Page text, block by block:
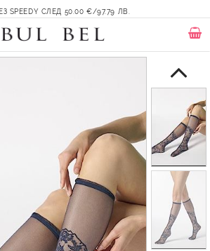
SPEEDY СЛЕД 50.00 €/97.79 ЛВ.